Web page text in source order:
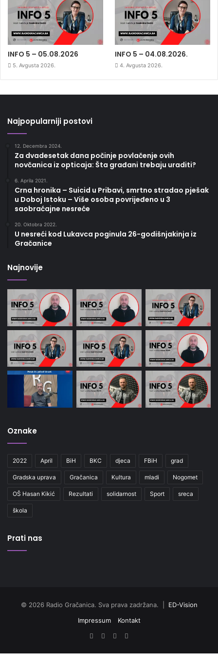
INFO 5 – 05.08.2026
5. Avgusta 2026.
INFO 5 – 04.08.2026.
4. Avgusta 2026.
Najpopularniji postovi
12. Decembra 2024.
Za dvadesetak dana počinje povlačenje ovih
novčanica iz opticaja: Šta građani trebaju uraditi?
6. Aprila 2021.
Crna hronika – Suicid u Pribavi, smrtno stradao pješak
u Doboj Istoku – Više osoba povrijeđeno u 3
saobraćajne nesreće
20. Oktobra 2022.
U nesreći kod Lukavca poginula 26-godišnjakinja iz
Gračanice
Najnovije
Oznake
2022 April BiH BKC djeca FBiH grad
Gradska uprava Gračanica Kultura mladi Nogomet
OŠ Hasan Kikić Rezultati solidarnost Sport sreca
škola
Prati nas
© 2026 Radio Gračanica. Sva prava zadržana. | ED-Vision
Impressum
Kontakt